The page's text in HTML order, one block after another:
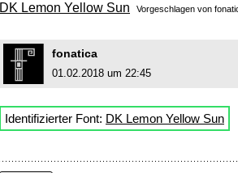
DK Lemon Yellow Sun Vorgeschlagen von
fonatica
01.02.2018 um 22:45
Identifizierter Font: DK Lemon Yellow Sun